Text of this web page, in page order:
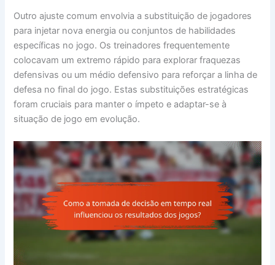
Outro ajuste comum envolvia a substituição de jogadores
para injetar nova energia ou conjuntos de habilidades
específicas no jogo. Os treinadores frequentemente
colocavam um extremo rápido para explorar fraquezas
defensivas ou um médio defensivo para reforçar a linha de
defesa no final do jogo. Estas substituições estratégicas
foram cruciais para manter o ímpeto e adaptar-se à
situação de jogo em evolução.